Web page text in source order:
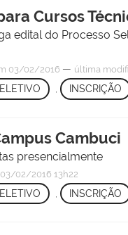
Cursos
edital do Processo
03/02/2016 — última
, INSCRIÇÃO
Cambuci
presencialmente
02/2016 13h22
INSCRIÇÃO